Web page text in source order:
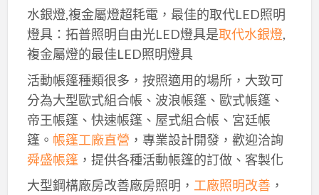
水銀燈,複金屬燈超耗電，最佳的取代LED照明
燈具：拓普照明自由光LED燈具是取代水銀燈,
複金屬燈的最佳LED照明燈具
活動帳篷種類很多，按照適用的場所，大致可
分為大型歐式組合帳、波浪帳篷、歐式帳篷、
帝王帳篷、快速帳篷、屋式組合帳、宮廷帳
篷。 帳篷工廠直營 ，專業設計開發，歡迎洽詢
舜盛帳篷，提供各種活動帳篷的訂做、客製化
大型鋼構廠房改善廠房照明， 工廠照明改善，